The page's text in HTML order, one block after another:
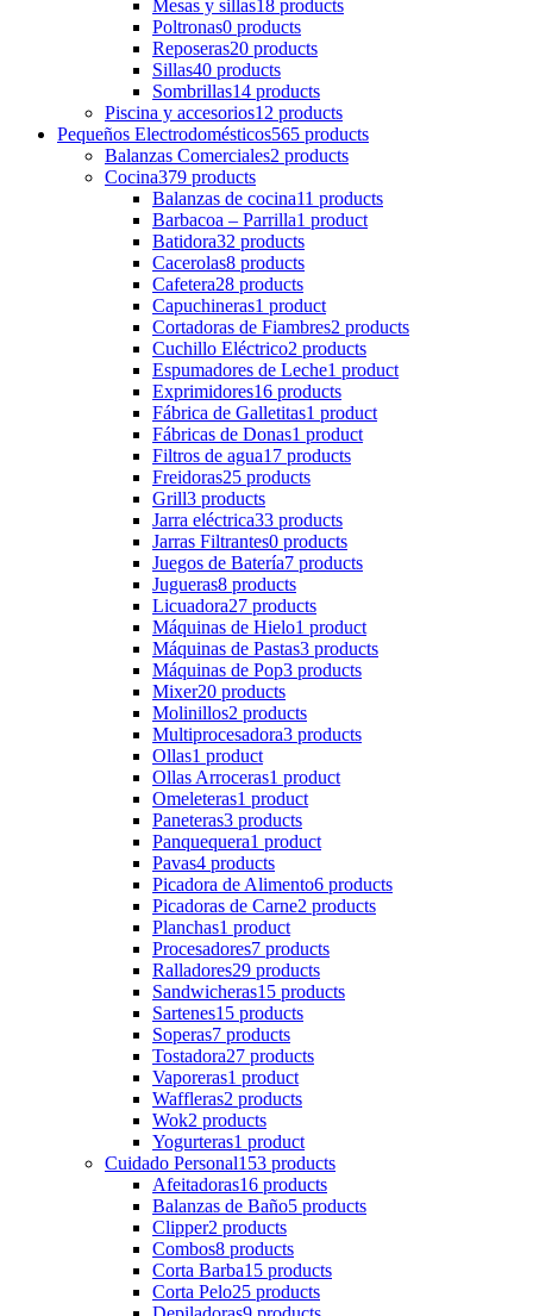
Mesas y sillas18 products
Poltronas0 products
Reposeras20 products
Sillas40 products
Sombrillas14 products
Piscina y accesorios12 products
Pequeños Electrodomésticos565 products
Balanzas Comerciales2 products
Cocina379 products
Balanzas de cocina11 products
Barbacoa – Parrilla1 product
Batidora32 products
Cacerolas8 products
Cafetera28 products
Capuchineras1 product
Cortadoras de Fiambres2 products
Cuchillo Eléctrico2 products
Espumadores de Leche1 product
Exprimidores16 products
Fábrica de Galletitas1 product
Fábricas de Donas1 product
Filtros de agua17 products
Freidoras25 products
Grill3 products
Jarra eléctrica33 products
Jarras Filtrantes0 products
Juegos de Batería7 products
Jugueras8 products
Licuadora27 products
Máquinas de Hielo1 product
Máquinas de Pastas3 products
Máquinas de Pop3 products
Mixer20 products
Molinillos2 products
Multiprocesadora3 products
Ollas1 product
Ollas Arroceras1 product
Omeleteras1 product
Paneteras3 products
Panquequera1 product
Pavas4 products
Picadora de Alimento6 products
Picadoras de Carne2 products
Planchas1 product
Procesadores7 products
Ralladores29 products
Sandwicheras15 products
Sartenes15 products
Soperas7 products
Tostadora27 products
Vaporeras1 product
Waffleras2 products
Wok2 products
Yogurteras1 product
Cuidado Personal153 products
Afeitadoras16 products
Balanzas de Baño5 products
Clipper2 products
Combos8 products
Corta Barba15 products
Corta Pelo25 products